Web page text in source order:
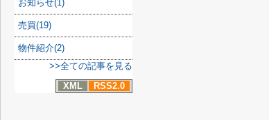
お知らせ(1)
売買(19)
物件紹介(2)
>>全ての記事を見る
XML
RSS2.0